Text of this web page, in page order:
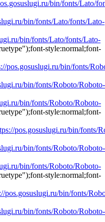
bin/fonts/Lato/
bin/fonts/Lato/fonts/Lato-
bin/fonts/Lato/fonts/Lato-
style:normal;font-
pos.gosuslugi.ru/bin/fonts/
bin/fonts/Roboto/Roboto-
bin/fonts/Roboto/Roboto-
style:normal;font-
pos.gosuslugi.ru/bin/fonts/
bin/fonts/Roboto/Roboto-
bin/fonts/Roboto/Roboto-
style:normal;font-
pos.gosuslugi.ru/bin/fonts/
bin/fonts/Roboto/Roboto-